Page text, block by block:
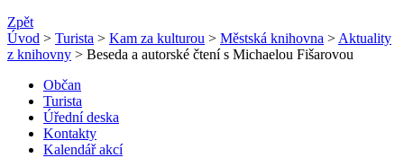
Zpět
Úvod > Turista > Kam za kulturou > Městská knihovna > Aktuality
z knihovny > Beseda a autorské čtení s Michaelou Fišarovou
Občan
Turista
Úřední deska
Kontakty
Kalendář akcí